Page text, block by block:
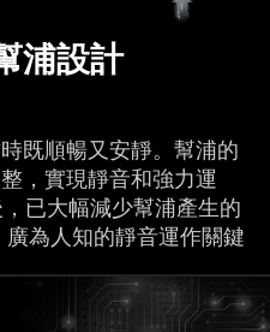
浦設計
既順暢又安靜。幫浦的
，實現靜音和強力運
已大幅減少幫浦產生的
為人知的靜音運作關鍵